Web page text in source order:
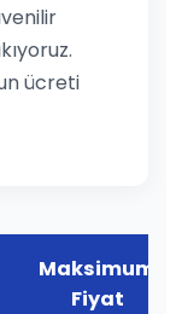
ücreti
Maksimum
Fiyat